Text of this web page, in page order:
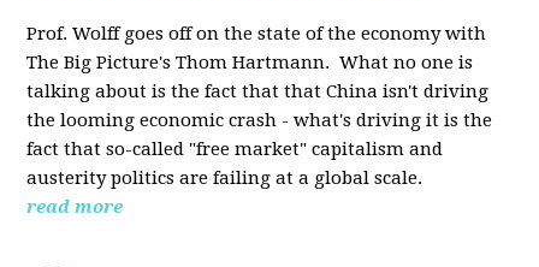
Prof. Wolff goes off on the state of the economy with
The Big Picture's Thom Hartmann. What no one is
talking about is the fact that that China isn't driving
the looming economic crash - what's driving it is the
fact that so-called "free market" capitalism and
austerity politics are failing at a global scale.
read more